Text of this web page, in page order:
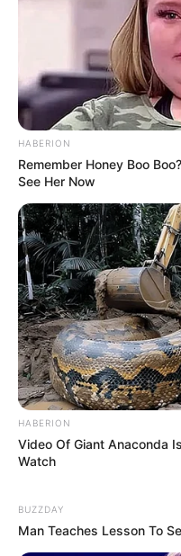
Wanderwege
Übersicht und
vielen mehr
Städtereisen zu
weiter
HABERION
Remember Honey Boo
See Her Now
HABERION
Video Of Giant Anaconda
Watch
BUZZDAY
Man Teaches Lesson To